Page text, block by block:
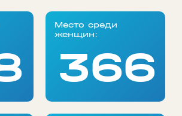
Место среди
женщин:
366